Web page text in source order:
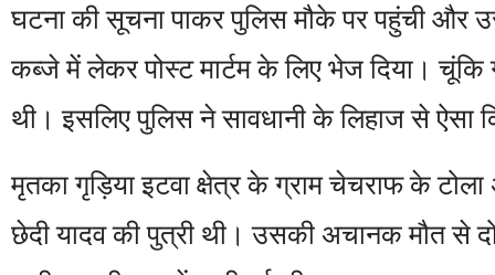
घटना की सूचना पाकर पुलिस मौके पर पहुंची और
कब्जे में लेकर पोस्ट मार्टम के लिए भेज दिया। चूंकि
थी। इसलिए पुलिस ने सावधानी के लिहाज से ऐसा
मृतका गृड़िया इटवा क्षेत्र के ग्राम चेचराफ के
छेदी यादव की पुत्री थी। उसकी अचानक मौत से